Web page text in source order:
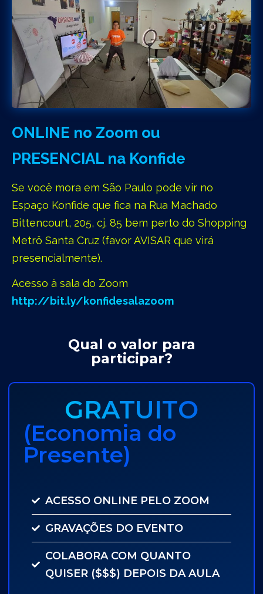
ONLINE no Zoom ou
PRESENCIAL na Konfide
Se você mora em São Paulo pode vir no
Espaço Konfide que fica na Rua Machado
Bittencourt, 205, cj. 85 bem perto do Shopping
Metrô Santa Cruz (favor AVISAR que virá
presencialmente).
Acesso à sala do Zoom
http://bit.ly/konfidesalazoom
Qual o valor para
participar?
GRATUITO
(Economia do
Presente)
ACESSO ONLINE PELO ZOOM
GRAVAÇÕES DO EVENTO
COLABORA COM QUANTO
QUISER ($$$) DEPOIS DA AULA